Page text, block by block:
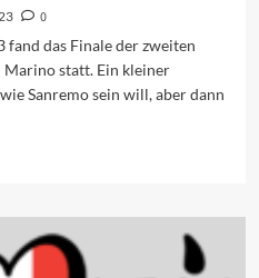
0
fand das Finale der zweiten
Marino statt. Ein kleiner
Sanremo sein will, aber dann